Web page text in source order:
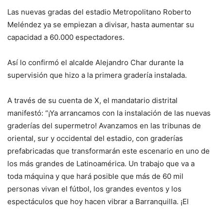
Las nuevas gradas del estadio Metropolitano Roberto
Meléndez ya se empiezan a divisar, hasta aumentar su
capacidad a 60.000 espectadores.
Así lo confirmó el alcalde Alejandro Char durante la
supervisión que hizo a la primera gradería instalada.
A través de su cuenta de X, el mandatario distrital
manifestó: “¡Ya arrancamos con la instalación de las nuevas
graderías del supermetro! Avanzamos en las tribunas de
oriental, sur y occidental del estadio, con graderías
prefabricadas que transformarán este escenario en uno de
los más grandes de Latinoamérica. Un trabajo que va a
toda máquina y que hará posible que más de 60 mil
personas vivan el fútbol, los grandes eventos y los
espectáculos que hoy hacen vibrar a Barranquilla. ¡El